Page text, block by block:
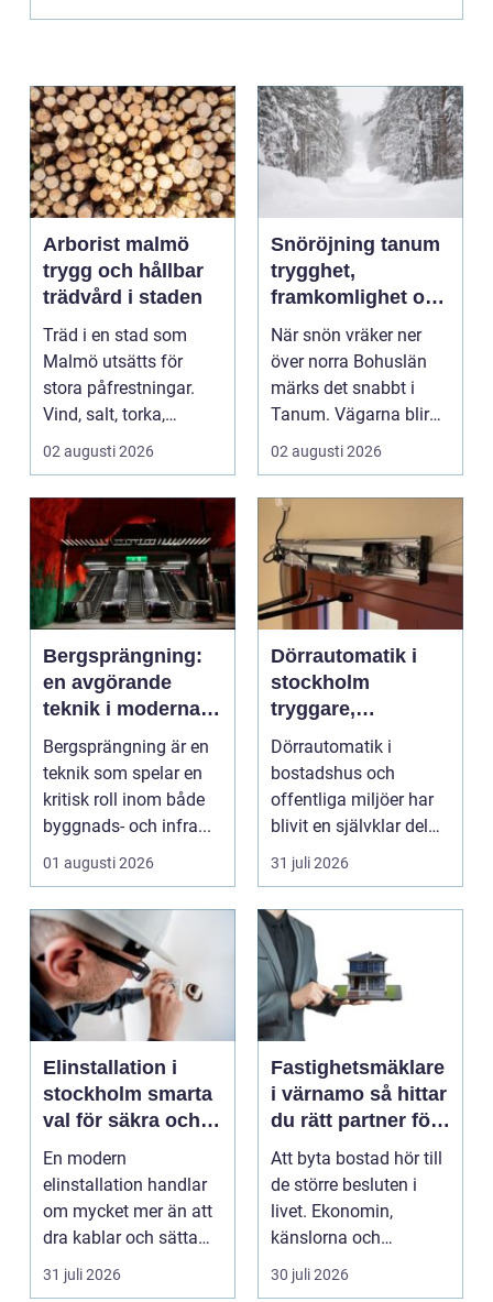
Arborist malmö
trygg och hållbar
trädvård i staden
Träd i en stad som
Malmö utsätts för
stora påfrestningar.
Vind, salt, torka,
markarbeten och
byggpro...
02 augusti 2026
Snöröjning tanum
trygghet,
framkomlighet och
mindre stress i
vintern
När snön vräker ner
över norra Bohuslän
märks det snabbt i
Tanum. Vägarna blir
smalare, parkeringar ...
02 augusti 2026
Bergsprängning:
en avgörande
teknik i moderna
byggprojekt
Bergsprängning är en
teknik som spelar en
kritisk roll inom både
byggnads- och infra...
01 augusti 2026
Dörrautomatik i
stockholm
tryggare,
smidigare och mer
tillgängliga entréer
Dörrautomatik i
bostadshus och
offentliga miljöer har
blivit en självklar del
av en modern
fastighet...
31 juli 2026
Elinstallation i
stockholm smarta
val för säkra och
energieffektiva
fastigheter
En modern
elinstallation handlar
om mycket mer än att
dra kablar och sätta
upp uttag. I
Stockholms s...
31 juli 2026
Fastighetsmäklare
i värnamo så hittar
du rätt partner för
din bostadsaffär
Att byta bostad hör till
de större besluten i
livet. Ekonomin,
känslorna och
vardagen vävs ihop i
en...
30 juli 2026